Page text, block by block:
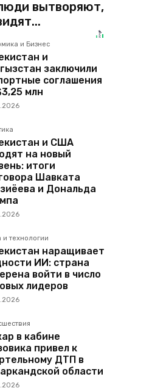
вытворяют,
и Бизнес
и
заключили
соглашения
млн
и США
на новый
итоги
Шавката
и Дональда
и технологии
наращивает
ИИ: страна
войти в число
лидеров
в кабине
привел к
ДТП в
области